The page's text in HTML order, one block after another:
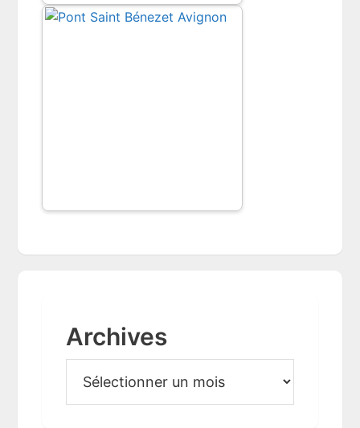
Archives
c